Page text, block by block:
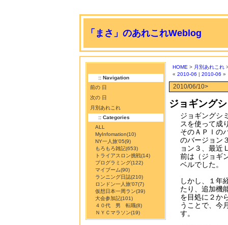
「まさ」のあれこれWeblog
:: Navigation
前の 日
次の 日
月別あれこれ
:: Categories
ALL
MyInfomation(10)
NY一人旅'05(9)
もろもろ雑記(653)
トライアスロン挑戦(14)
プログラミング(122)
マイブーム(90)
ランニング日誌(210)
ロンドン一人旅'07(7)
仮想日本一周ラン(39)
大会参加記(101)
４０代 男 転職(8)
ＮＹＣマラソン(19)
HOME > 月別あれこれ
« 2010-06 | 2010-06 »
2010/06/10>
ジョギング
ジョギングシ
スを使って成
そのＡＰＩの
のバージョン
ョン３、最近
前は（ジョギ
ベルでした。
しかし、１年
たり、追加機
を目処に２か
うことで、今
す。